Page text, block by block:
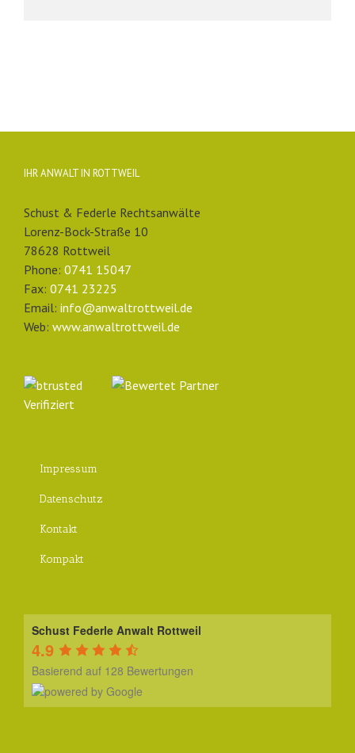
IHR ANWALT IN ROTTWEIL
Schust & Federle Rechtsanwälte
Lorenz-Bock-Straße 10
78628 Rottweil
Phone: 0741 15047
Fax: 0741 23225
Email: info@anwaltrottweil.de
Web: www.anwaltrottweil.de
Impressum
Datenschutz
Kontakt
Kompakt
Schust Federle Anwalt Rottweil
4.9
Basierend auf 128 Bewertungen